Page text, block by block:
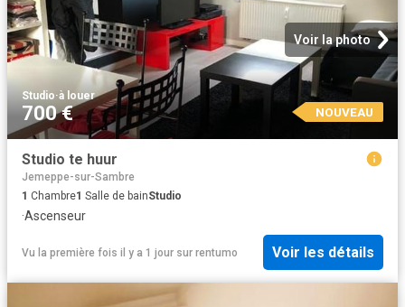
Voir la photo
Studio·à louer
700 € NOUVEAU
Studio te huur
Jemeppe-sur-Sambre
1 Chambre1 Salle de bainStudio
·Ascenseur
Vu la première fois il y a 1 jour sur rentumo Voir les détails